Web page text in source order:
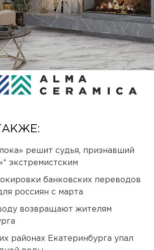
решит судья, признавший
экстремистским
банковских переводов
россиян с марта
возвращают жителям
районах Екатеринбурга упал